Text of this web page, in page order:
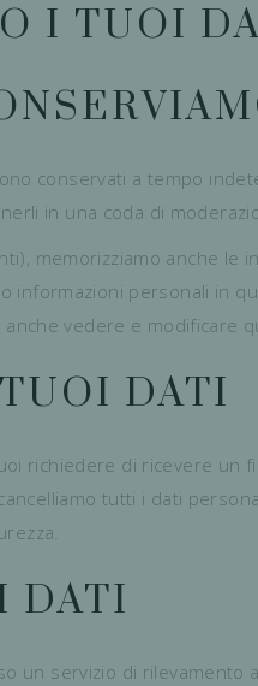
I TUOI
conservati a tempo
in una coda di
memorizziamo anche
informazioni personali in
vedere e modificare
DATI
richiedere di ricevere
tutti i dati
DATI
un servizio di rilevamento